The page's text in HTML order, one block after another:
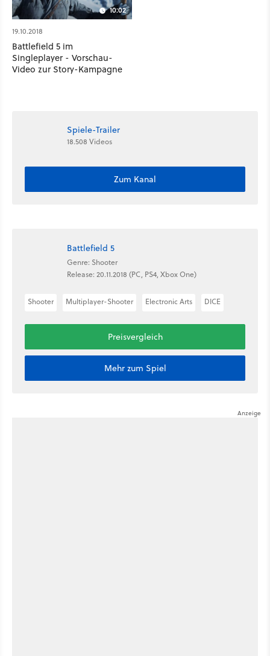
10:02
19.10.2018
Battlefield 5 im
Singleplayer - Vorschau-
Video zur Story-Kampagne
Spiele-Trailer
18.508 Videos
Zum Kanal
Battlefield 5
Genre: Shooter
Release: 20.11.2018 (PC, PS4, Xbox One)
Shooter Multiplayer-Shooter Electronic Arts DICE
Preisvergleich
Mehr zum Spiel